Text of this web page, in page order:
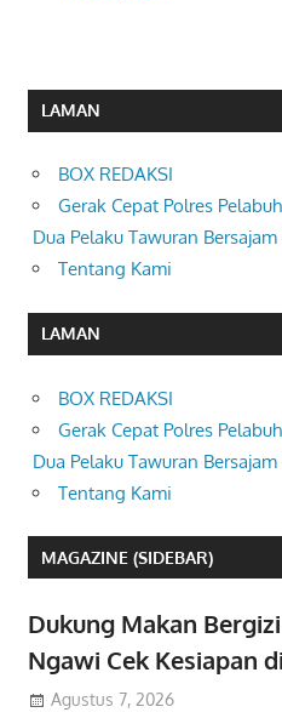
LAMAN
BOX REDAKSI
Gerak Cepat Polres
Dua Pelaku Tawuran
Tentang Kami
LAMAN
BOX REDAKSI
Gerak Cepat Polres
Dua Pelaku Tawuran
Tentang Kami
MAGAZINE (SIDEBAR)
Dukung Makan
Ngawi Cek Kesiapan
Agustus 7, 2026